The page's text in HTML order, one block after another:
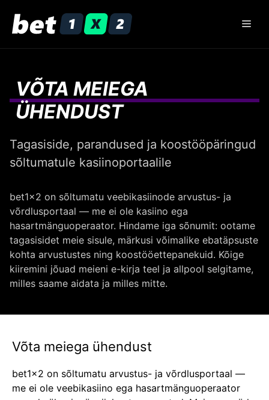
content
VÕTA MEIEGA
ÜHENDUST
Tagasiside, parandused ja koostööpäringud
sõltumatule kasiinoportaalile
bet1x2 on sõltumatu veebikasiinode arvustus- ja
võrdlusportaal — me ei ole kasiino ega
hasartmänguoperaator. Hindame iga sõnumit: ootame
tagasisidet meie sisule, märkusi võimalike ebatäpsuste
kohta arvustustes ning koostööettepanekuid. Kõige
kiiremini jõuad meieni e-kirja teel ja allpool selgitame,
milles saame aidata ja milles mitte.
Võta meiega ühendust
bet1x2 on sõltumatu arvustus- ja võrdlusportaal —
me ei ole veebikasiino ega hasartmänguoperaator